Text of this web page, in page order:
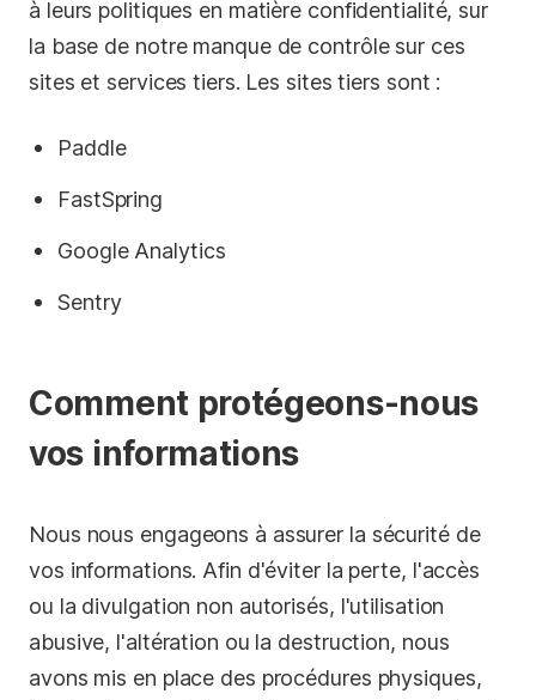
à leurs politiques en matière confidentialité, sur
la base de notre manque de contrôle sur ces
sites et services tiers. Les sites tiers sont :
Paddle
FastSpring
Google Analytics
Sentry
Comment protégeons-nous
vos informations
Nous nous engageons à assurer la sécurité de
vos informations. Afin d'éviter la perte, l'accès
ou la divulgation non autorisés, l'utilisation
abusive, l'altération ou la destruction, nous
avons mis en place des procédures physiques,